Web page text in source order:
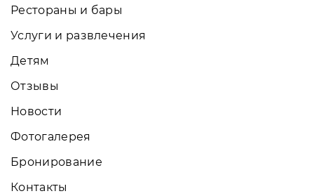
Рестораны и бары
Услуги и развлечения
Детям
Отзывы
Новости
Фотогалерея
Бронирование
Контакты